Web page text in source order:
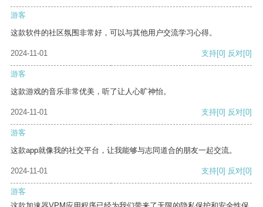
游客
这款软件的社区氛围非常好，可以与其他用户交流学习心得。
2024-11-01 支持[0] 反对[0]
游客
这款游戏的音乐非常优美，听了让人心旷神怡。
2024-11-01 支持[0] 反对[0]
游客
这款app就像我的社交平台，让我能够与志同道合的朋友一起交流。
2024-11-01 支持[0] 反对[0]
游客